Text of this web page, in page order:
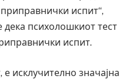
испит“,
дека психолошкиот тест
испит.
исклучително значајна